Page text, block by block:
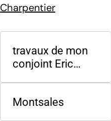
Charpentier
travaux de mon
conjoint Eric
Montsales